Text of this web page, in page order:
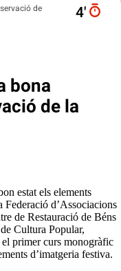
de
4′
bona
de la
estat els elements
Federació d’Associacions
de Restauració de Béns
Cultura Popular,
primer curs monogràfic
d’imatgeria festiva.